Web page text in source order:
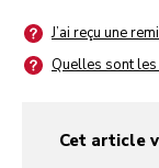
J’ai reçu une
Quelles sont
Cet article
yes
no